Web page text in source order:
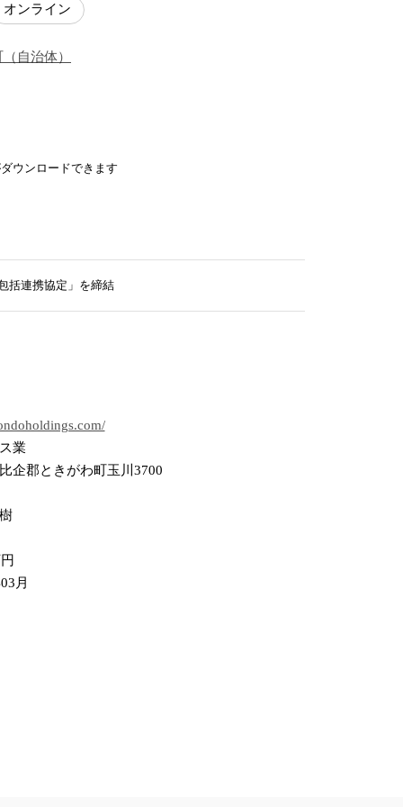
オンライン
（ 自治体）
ウンロードできます
括連携協定」を締結
業
企郡ときがわ町玉川3700
月